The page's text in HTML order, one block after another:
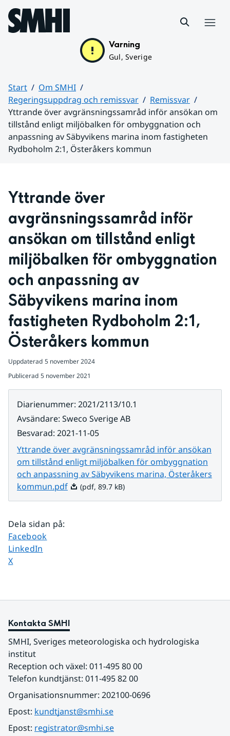
Hoppa till sidans innehåll
Varning
Gul, Sverige
Start
Om SMHI
Regeringsuppdrag och remissvar
Remissvar
Yttrande över avgränsningssamråd inför ansökan om
tillstånd enligt miljöbalken för ombyggnation och
anpassning av Säbyvikens marina inom fastigheten
Rydboholm 2:1, Österåkers kommun
Yttrande över
avgränsningssamråd inför
ansökan om tillstånd enligt
miljöbalken för ombyggnation
och anpassning av
Säbyvikens marina inom
fastigheten Rydboholm 2:1,
Österåkers kommun
Uppdaterad 5 november 2024
Publicerad 5 november 2021
Diarienummer: 2021/2113/10.1
Avsändare: Sweco Sverige AB
Besvarad: 2021-11-05
Yttrande över avgränsningssamråd inför ansökan
om tillstånd enligt miljöbalken för ombyggnation
och anpassning av Säbyvikens marina, Österåkers
kommun.pdfPdf, 89.7 kB.
(pdf, 89.7 kB)
Dela sidan på:
Dela sidan på
Facebook
Dela sidan på
LinkedIn
Dela sidan på
X
Kontakta SMHI
SMHI, Sveriges meteorologiska och hydrologiska
institut
Reception och växel: 011-495 80 00
Telefon kundtjänst: 011-495 82 00
Organisationsnummer: 202100-0696
Epost: kundtjanst@smhi.se
Epost: registrator@smhi.se